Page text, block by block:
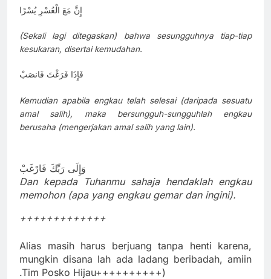
إِنَّ مَعَ الْعُسْرِ يُسْرًا
(Sekali lagi ditegaskan) bahwa sesungguhnya tiap-tiap
kesukaran, disertai kemudahan.
فَإِذَا فَرَغْتَ فَانصَبْ
Kemudian apabila engkau telah selesai (daripada sesuatu
amal salih), maka bersungguh-sungguhlah engkau
berusaha (mengerjakan amal salih yang lain).
وَإِلَى رَبِّكَ فَارْغَبْ
Dan kepada Tuhanmu sahaja hendaklah engkau
memohon (apa yang engkau gemar dan ingini).
+++++++++++++
Alias masih harus berjuang tanpa henti karena,
mungkin disana lah ada ladang beribadah, amiin
.Tim Posko Hijau++++++++++)